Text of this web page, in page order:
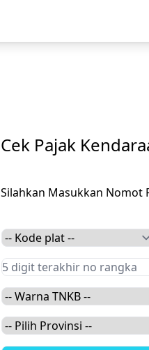
Cek Pajak
Silahkan Masukkan Nomot